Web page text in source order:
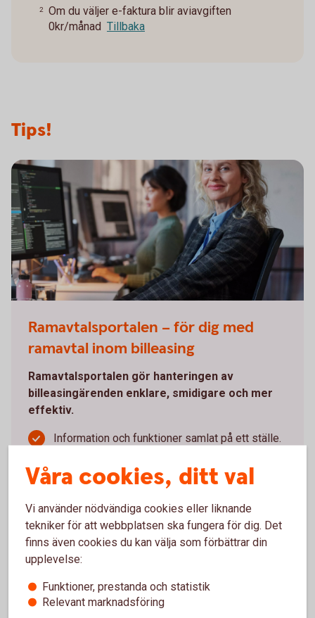
2
Om du väljer e-faktura blir aviavgiften
0kr/månad Tillbaka
Tips!
Ramavtalsportalen – för dig med
ramavtal inom billeasing
Ramavtalsportalen gör hanteringen av
billeasingärenden enklare, smidigare och mer
effektiv.
Information och funktioner samlat på ett ställe.
rapporter och administrera användare.
Digital signering av dokument gör processen
både smidigare och tryggare.
Frigör tid med kortare ledtider.
Du som redan har åtkomst når portalen genom att
klicka på Logga in – Objektfinansiering – Portal
Leasing och Avbetalning.
Logga in i internetbanken och nå
Våra cookies, ditt val
Vi använder nödvändiga cookies eller liknande
tekniker för att webbplatsen ska fungera för dig. Det
finns även cookies du kan välja som förbättrar din
upplevelse:
Funktioner, prestanda och statistik
Relevant marknadsföring